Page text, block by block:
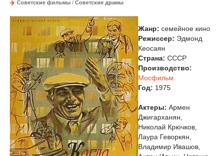
Советские фильмы / Советские драмы
Жанр: семейное кино
Режиссер: Эдмонд
Кеосаян
Страна: СССР
Производство:
Мосфильм
Год: 1975
Актеры: Армен
Джигарханян,
Николай Крючков,
Лаура Геворкян,
Владимир Ивашов,